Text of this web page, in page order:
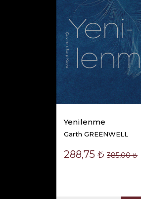
Yenilenme
Garth GREENWELL
288,75 ₺ 385,00 ₺
Ben MARKOVİTS
Sepete Ekle